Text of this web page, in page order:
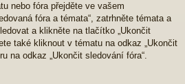
nebo fóra přejděte ve vašem
fóra a témata“, zatrhněte témata a
a klikněte na tlačítko „Ukončit
také kliknout v tématu na odkaz „Ukončit
na odkaz „Ukončit sledování fóra“.